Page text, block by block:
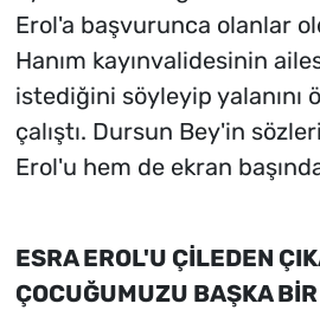
Erol'a başvurunca olanlar
Hanım kayınvalidesinin
istediğini söyleyip yalanını
çalıştı. Dursun Bey'in
Erol'u hem de ekran
ESRA EROL'U ÇİLEDEN
ÇOCUĞUMUZU BAŞKA